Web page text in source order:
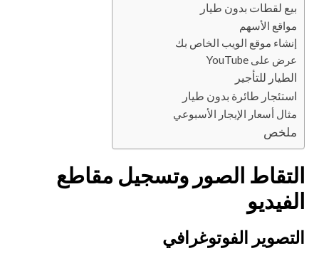
بيع لقطات بدون طيار
مواقع الأسهم
إنشاء موقع الويب الخاص بك
عرض على YouTube
الطيار للتأجير
استئجار طائرة بدون طيار
مثال أسعار الإيجار الأسبوعي
ملخص
التقاط الصور وتسجيل مقاطع
الفيديو
التصوير الفوتوغرافي